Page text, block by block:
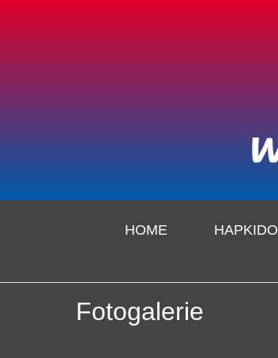
HOME HAPKIDO
Fotogalerie